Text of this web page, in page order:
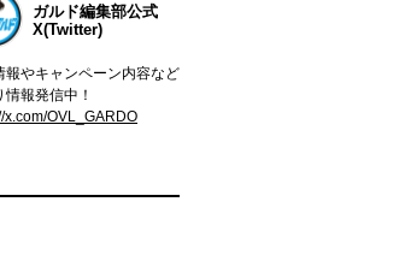
ガルド編集部公式
X(Twitter)
報やキャンペーン内容など
情報発信中！
x.com/OVL_GARDO